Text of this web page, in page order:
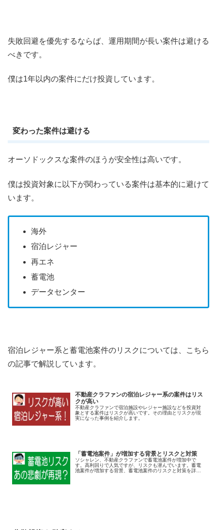
失敗回避を優先するならば、運用期間が長い案件は避ける
べきです。
僕は1年以内の案件にだけ投資しています。
変わった案件は避ける
オーソドックスな案件のほうが安全性は高いです。
僕は投資対象に以下が関わっている案件は基本的に避けて
います。
海外
宿泊レジャー
再エネ
蓄電池
データセンター
宿泊レジャー系と蓄電池案件のリスクについては、こちら
の記事で解説しています。
不動産クラファンの宿泊レジャー系の案件はリス
クが高い
不動産クラファンで宿泊施設やレジャー施設などを投資対
象とする案件はリスクが高いです。その理由とリスクが現
実になった事例を紹介します。
「蓄電池案件」が増加する背景とリスクと対策
ソシャレン、不動産クラファンで蓄電池案件が増加中で
す。高利回りで人気ですが、リスクも潜んでいます。蓄電
池案件が増加する背景、蓄電池案件のリスクと対策を詳し